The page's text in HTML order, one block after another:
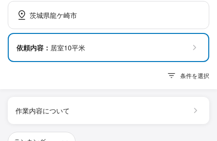
茨城県龍ケ崎市
依頼内容： 居室10平米
条件を選択
作業内容について